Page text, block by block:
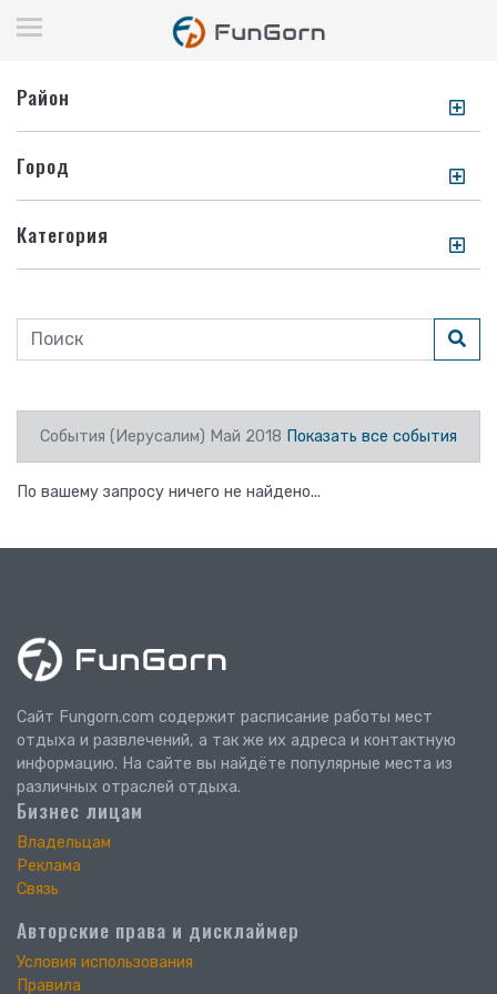
Район
Город
Категория
События (Иерусалим) Май 2018 Показать все события
По вашему запросу ничего не найдено...
Сайт Fungorn.com содержит расписание работы мест
отдыха и развлечений, а так же их адреса и контактную
информацию. На сайте вы найдёте популярные места из
различных отраслей отдыха.
Бизнес лицам
Владельцам
Реклама
Связь
Авторские права и дисклаймер
Условия использования
Правила